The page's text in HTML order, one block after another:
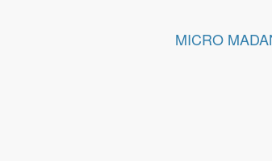
MICRO